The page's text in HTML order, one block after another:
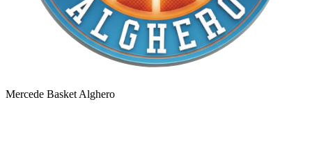
Mercede Basket Alghero